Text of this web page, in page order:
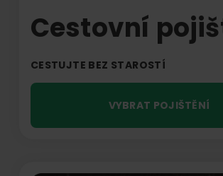
Cestovní
CESTUJTE BEZ STAROSTÍ
VYBRAT POJIŠTĚNÍ